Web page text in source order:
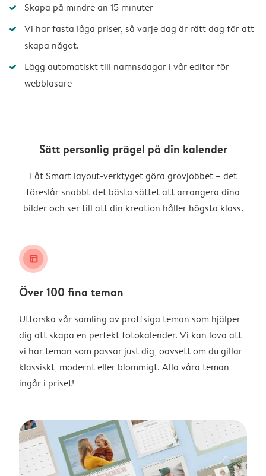
Skapa på mindre än 15 minuter
Vi har fasta låga priser, så varje dag är rätt dag för att
skapa något.
Lägg automatiskt till namnsdagar i vår editor för
webbläsare
Sätt personlig prägel på din kalender
Låt Smart layout-verktyget göra grovjobbet – det
föreslår snabbt det bästa sättet att arrangera dina
bilder och ser till att din kreation håller högsta klass.
layout_alt
Över 100 fina teman
Utforska vår samling av proffsiga teman som hjälper
dig att skapa en perfekt fotokalender. Vi kan lova att
vi har teman som passar just dig, oavsett om du gillar
klassiskt, modernt eller blommigt. Alla våra teman
ingår i priset!